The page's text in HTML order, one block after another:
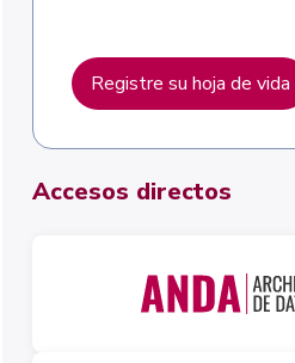
Registre su hoja de vida
Accesos directos